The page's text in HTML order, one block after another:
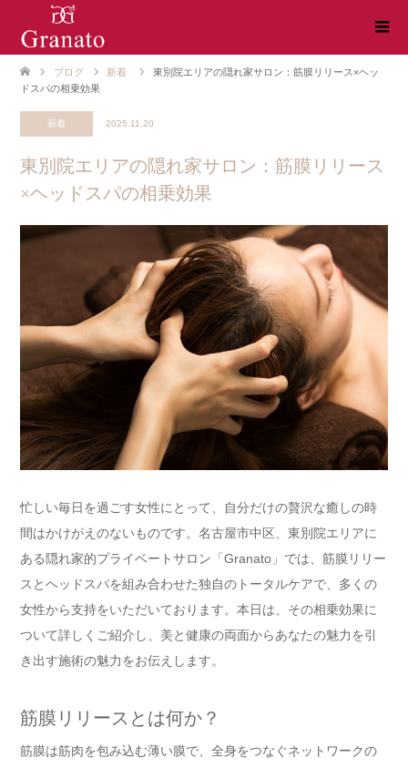
ブログ 新着
東別院エリアの隠れ家サロン：筋膜リリース×ヘッ
ドスパの相乗効果
新着 2025.11.20
東別院エリアの隠れ家サロン：筋膜リリース
×ヘッドスパの相乗効果
忙しい毎日を過ごす女性にとって、自分だけの贅沢な癒しの時
間はかけがえのないものです。名古屋市中区、東別院エリアに
ある隠れ家的プライベートサロン「Granato」では、筋膜リリー
スとヘッドスパを組み合わせた独自のトータルケアで、多くの
女性から支持をいただいております。本日は、その相乗効果に
ついて詳しくご紹介し、美と健康の両面からあなたの魅力を引
き出す施術の魅力をお伝えします。
筋膜リリースとは何か？
筋膜は筋肉を包み込む薄い膜で、全身をつなぐネットワークの